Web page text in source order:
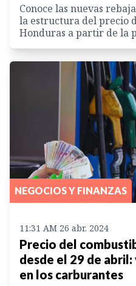
Conoce las nuevas
la estructura del precio
Honduras a partir de la
NEGOCIOS Y FINANZAS
11:31 AM 26 abr. 2024
Precio del
desde el 29 de
en los carburantes